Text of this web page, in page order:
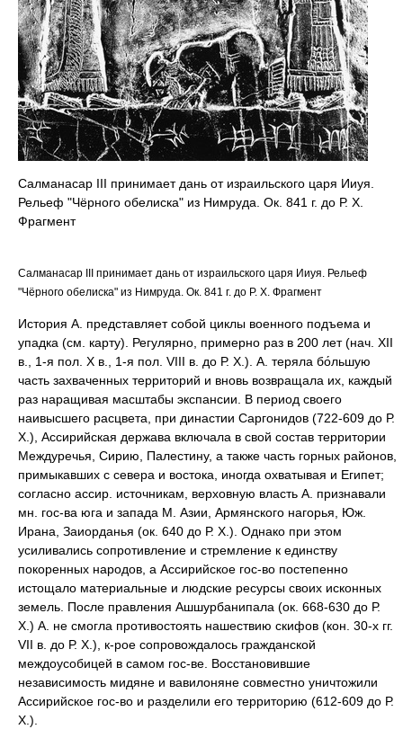
Салманасар III принимает дань от израильского царя Ииуя.
Рельеф "Чёрного обелиска" из Нимруда. Ок. 841 г. до Р. Х.
Фрагмент
Салманасар III принимает дань от израильского царя Ииуя. Рельеф
"Чёрного обелиска" из Нимруда. Ок. 841 г. до Р. Х. Фрагмент
История А. представляет собой циклы военного подъема и
упадка (см. карту). Регулярно, примерно раз в 200 лет (нач. XII
в., 1-я пол. X в., 1-я пол. VIII в. до Р. Х.). А. теряла бо́льшую
часть захваченных территорий и вновь возвращала их, каждый
раз наращивая масштабы экспансии. В период своего
наивысшего расцвета, при династии Саргонидов (722-609 до Р.
Х.), Ассирийская держава включала в свой состав территории
Междуречья, Сирию, Палестину, а также часть горных районов,
примыкавших с севера и востока, иногда охватывая и Египет;
согласно ассир. источникам, верховную власть А. признавали
мн. гос-ва юга и запада М. Азии, Армянского нагорья, Юж.
Ирана, Заиорданья (ок. 640 до Р. Х.). Однако при этом
усиливались сопротивление и стремление к единству
покоренных народов, а Ассирийское гос-во постепенно
истощало материальные и людские ресурсы своих исконных
земель. После правления Ашшурбанипала (ок. 668-630 до Р.
Х.) А. не смогла противостоять нашествию скифов (кон. 30-х гг.
VII в. до Р. Х.), к-рое сопровождалось гражданской
междоусобицей в самом гос-ве. Восстановившие
независимость мидяне и вавилоняне совместно уничтожили
Ассирийское гос-во и разделили его территорию (612-609 до Р.
Х.).